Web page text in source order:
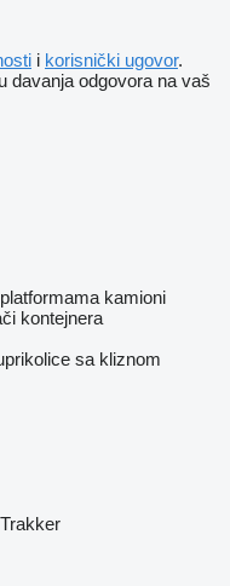
i korisnički ugovor.
davanja odgovora na vaš
kamioni
kontejnera
sa kliznom
Trakker